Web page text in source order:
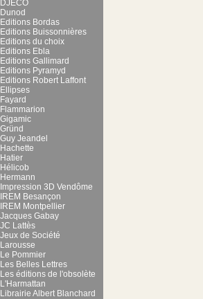
DJECO
Dunod
Editions Bordas
Editions Buissonnières
Editions du choix
Editions Ebla
Editions Gallimard
Editions Pyramyd
Editions Robert Laffont
Ellipses
Fayard
Flammarion
Gigamic
Gründ
Guy Jeandel
Hachette
Hatier
Hélicob
Hermann
Impression 3D Vendôme
IREM Besançon
IREM Montpellier
Jacques Gabay
JC Lattès
Jeux de Société
Larousse
Le Pommier
Les Belles Lettres
Les éditions de l'obsolète
L'Harmattan
Librairie Albert Blanchard